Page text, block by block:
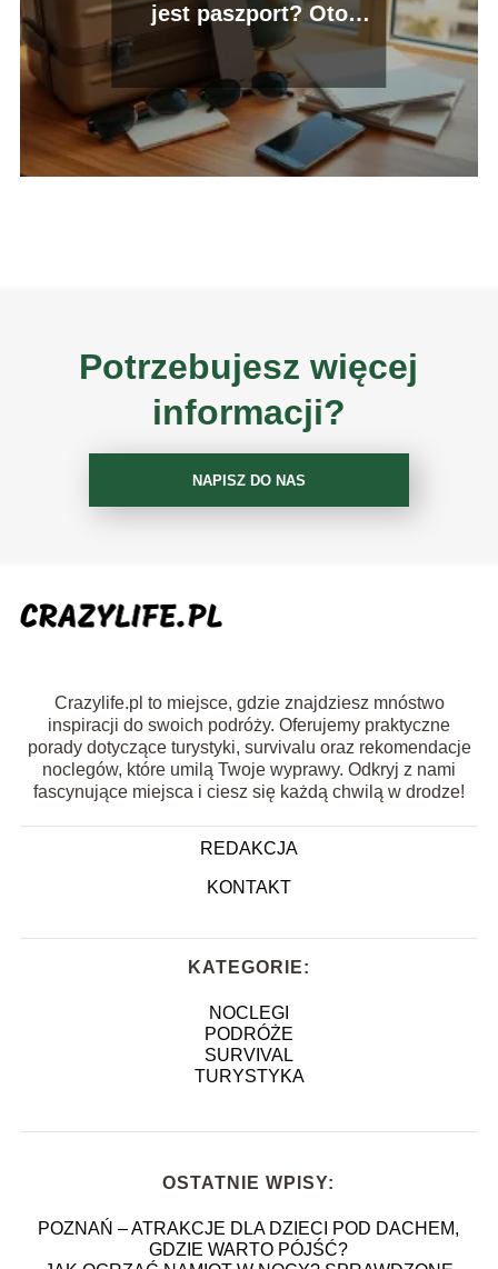
jest paszport? Oto
najważniejsze informacje
Potrzebujesz więcej
informacji?
NAPISZ DO NAS
Crazylife.pl to miejsce, gdzie znajdziesz mnóstwo
inspiracji do swoich podróży. Oferujemy praktyczne
porady dotyczące turystyki, survivalu oraz rekomendacje
noclegów, które umilą Twoje wyprawy. Odkryj z nami
fascynujące miejsca i ciesz się każdą chwilą w drodze!
REDAKCJA
KONTAKT
KATEGORIE:
NOCLEGI
PODRÓŻE
SURVIVAL
TURYSTYKA
OSTATNIE WPISY:
POZNAŃ – ATRAKCJE DLA DZIECI POD DACHEM,
GDZIE WARTO PÓJŚĆ?